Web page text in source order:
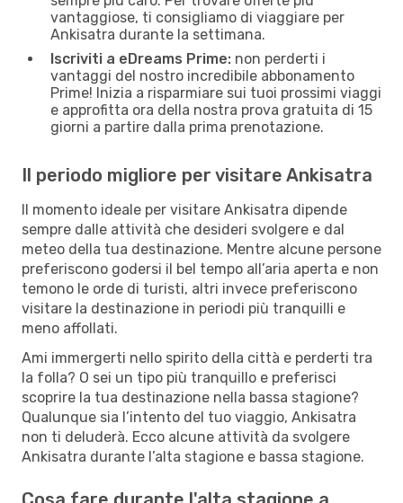
vantaggiose, ti consigliamo di viaggiare per
Ankisatra durante la settimana.
Iscriviti a eDreams Prime: non perderti i
vantaggi del nostro incredibile abbonamento
Prime! Inizia a risparmiare sui tuoi prossimi viaggi
e approfitta ora della nostra prova gratuita di 15
giorni a partire dalla prima prenotazione.
Il periodo migliore per visitare Ankisatra
Il momento ideale per visitare Ankisatra dipende
sempre dalle attività che desideri svolgere e dal
meteo della tua destinazione. Mentre alcune persone
preferiscono godersi il bel tempo all’aria aperta e non
temono le orde di turisti, altri invece preferiscono
visitare la destinazione in periodi più tranquilli e
meno affollati.
Ami immergerti nello spirito della città e perderti tra
la folla? O sei un tipo più tranquillo e preferisci
scoprire la tua destinazione nella bassa stagione?
Qualunque sia l’intento del tuo viaggio, Ankisatra
non ti deluderà. Ecco alcune attività da svolgere
Ankisatra durante l’alta stagione e bassa stagione.